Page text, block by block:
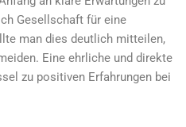
Gesellschaft für eine
man dies deutlich mitteilen,
Eine ehrliche und direkte
zu positiven Erfahrungen bei